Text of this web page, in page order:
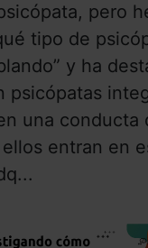
pero
tipo de
y ha
psicópatas
una conducta
ellos entran en